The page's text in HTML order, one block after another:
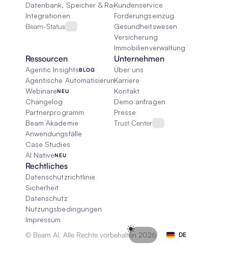
Datenbank, Speicher & Rag
Integrationen
Beam-Status
Kundenservice
Forderungseinzug
Gesundheitswesen
Versicherung
Immobilienverwaltung
Ressourcen
Agentic InsightsBLOG
Agentische Automatisierung 101
WebinareNEU
Changelog
Partnerprogramm
Beam Akademie
Anwendungsfälle
Case Studies
AI NativeNEU
Unternehmen
Über uns
Karriere
Kontakt
Demo anfragen
Presse
Trust Center
Rechtliches
Datenschutzrichtlinie
Sicherheit
Datenschutz
Nutzungsbedingungen
Impressum
© Beam AI. Alle Rechte vorbehalten 2026
DE